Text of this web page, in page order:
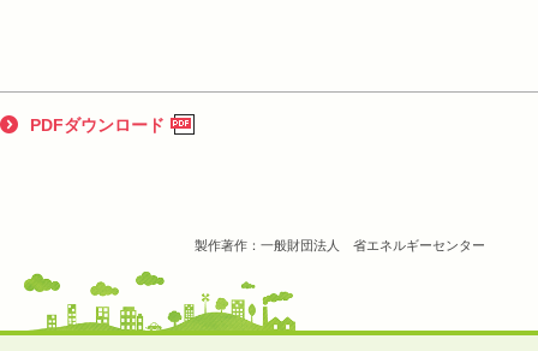
PDFダウンロード
製作著作：一般財団法人 省エネルギーセンター